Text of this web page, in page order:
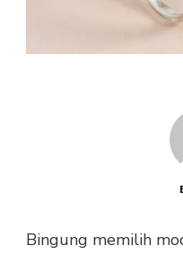
Bingung memilih